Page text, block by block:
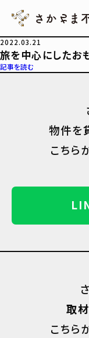
2022.03.21
旅を中心にしたお
記事を読む
物件を
こちら
取
こちら